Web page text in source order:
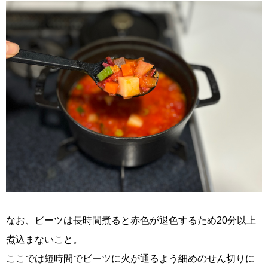
なお、ビーツは長時間煮ると赤色が退色するため20分以上
煮込まないこと。
ここでは短時間でビーツに火が通るよう細めのせん切りに